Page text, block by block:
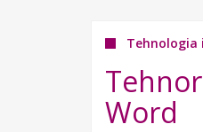
Word